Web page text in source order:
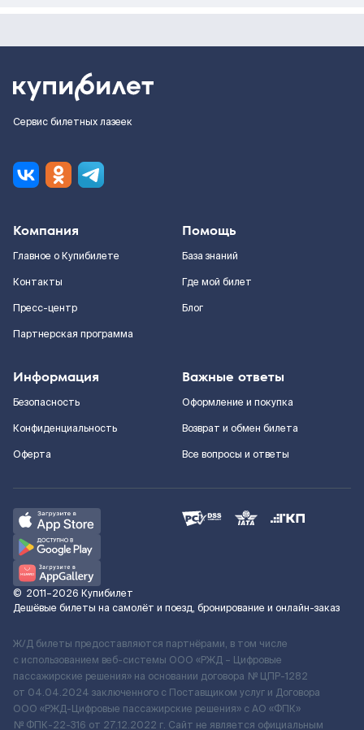
Сервис билетных лазеек
Компания
Главное о Купибилете
Контакты
Пресс-центр
Партнерская программа
Помощь
База знаний
Где мой билет
Блог
Информация
Безопасность
Конфиденциальность
Оферта
Важные ответы
Оформление и покупка
Возврат и обмен билета
Все вопросы и ответы
© 2011–2026 Купибилет
Дешёвые билеты на самолёт и поезд, бронирование и онлайн-заказ
Ж/Д билеты предоставляются партнёрами, в том числе
с использованием веб-системы ООО «РЖД – Цифровые
пассажирские решения» на основании договора № ЦПР-1282
от 04.04.2024 заключенного с Поставщиком услуг и Договора
ООО «РЖД-Цифровые пассажирские решения» c АО «ФПК»
№ ФПК-22-316 от 27.12.2022 г. Сайт не является официальным